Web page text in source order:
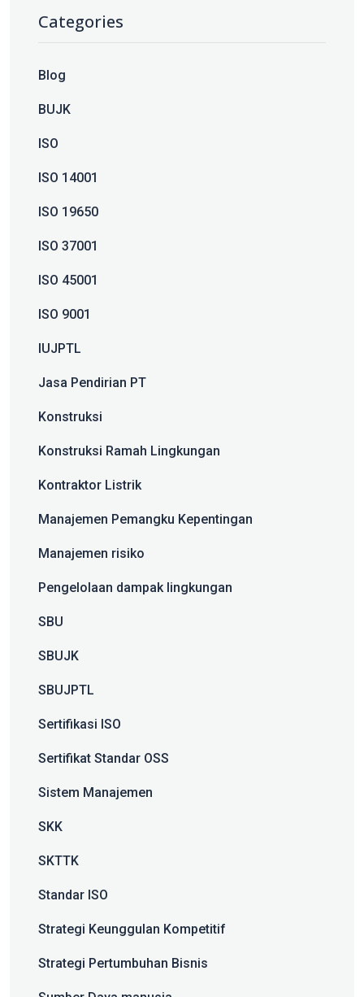
Categories
Blog
BUJK
ISO
ISO 14001
ISO 19650
ISO 37001
ISO 45001
ISO 9001
IUJPTL
Jasa Pendirian PT
Konstruksi
Konstruksi Ramah Lingkungan
Kontraktor Listrik
Manajemen Pemangku Kepentingan
Manajemen risiko
Pengelolaan dampak lingkungan
SBU
SBUJK
SBUJPTL
Sertifikasi ISO
Sertifikat Standar OSS
Sistem Manajemen
SKK
SKTTK
Standar ISO
Strategi Keunggulan Kompetitif
Strategi Pertumbuhan Bisnis